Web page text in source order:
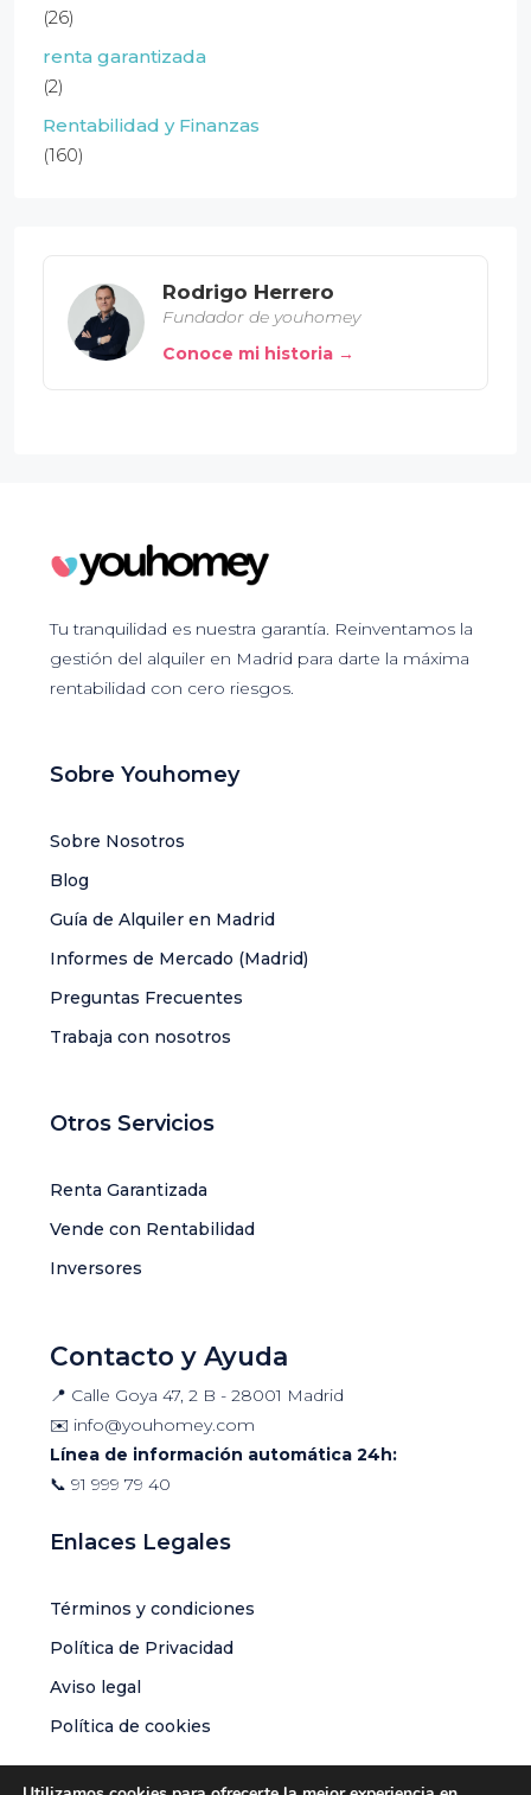
(26)
renta garantizada
(2)
Rentabilidad y Finanzas
(160)
Rodrigo Herrero
Fundador de youhomey
Conoce mi historia →
Tu tranquilidad es nuestra garantía. Reinventamos la
gestión del alquiler en Madrid para darte la máxima
rentabilidad con cero riesgos.
Sobre Youhomey
Sobre Nosotros
Blog
Guía de Alquiler en Madrid
Informes de Mercado (Madrid)
Preguntas Frecuentes
Trabaja con nosotros
Otros Servicios
Renta Garantizada
Vende con Rentabilidad
Inversores
Contacto y Ayuda
📍 Calle Goya 47, 2 B - 28001 Madrid
✉️ info@youhomey.com
Línea de información automática 24h:
📞 91 999 79 40
Enlaces Legales
Términos y condiciones
Política de Privacidad
Aviso legal
Política de cookies